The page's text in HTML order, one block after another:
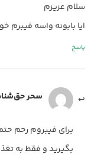
سلام عزیزم
ایا بابونه واسه
پاسخ
سحر
برای فیبروم رحم
بگیرید و فقط به